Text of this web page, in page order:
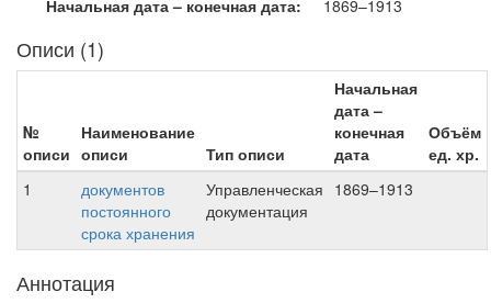
Начальная дата – конечная дата:
1869–1913
Описи (1)
№
описи
Наименование
описи
Тип описи
Начальная
дата –
конечная
дата
Объём
ед. хр.
1
документов
постоянного
срока хранения
Управленческая
документация
1869–1913
Аннотация